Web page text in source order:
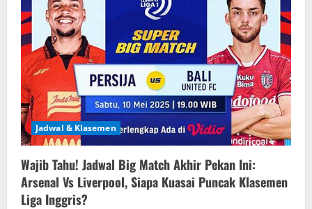
a
t
i
o
n
Jadwal & Klasemen
Wajib Tahu! Jadwal Big Match Akhir Pekan Ini:
Arsenal Vs Liverpool, Siapa Kuasai Puncak Klasemen
Liga Inggris?